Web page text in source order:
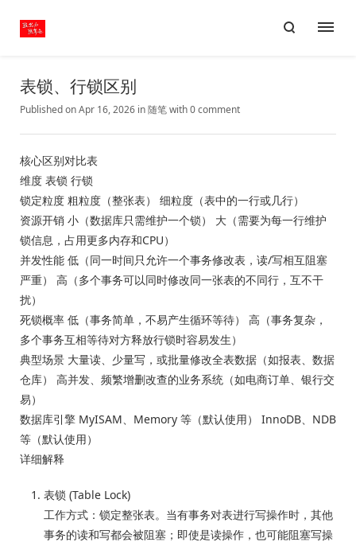
表锁、行锁区别
Published on Apr 16, 2026 in随笔with0 comment
核心区别对比表
维度 表锁 行锁
锁定粒度 粗粒度（整张表） 细粒度（表中的一行或几行）
资源开销 小（数据库只需维护一个锁） 大（需要为每一行维护
锁信息，占用更多内存和CPU）
并发性能 低（同一时间只允许一个事务修改表，读/写相互阻塞
严重） 高（多个事务可以同时修改同一张表的不同行，互不干
扰）
死锁概率 低（事务简单，不易产生循环等待） 高（事务复杂，
多个事务互相等待对方释放行锁时容易发生）
典型场景 大量读、少量写，或批量修改全表数据（如报表、数据
仓库） 高并发、频繁增删改查的业务系统（如电商订单、银行交
易）
数据库引擎 MyISAM、Memory 等（默认使用） InnoDB、NDB
等（默认使用）
详细解释
表锁 (Table Lock)
工作方式：锁定整张表。当有事务对表进行写操作时，其他
事务的读和写都会被阻塞；即使是读操作，也可能阻塞写操